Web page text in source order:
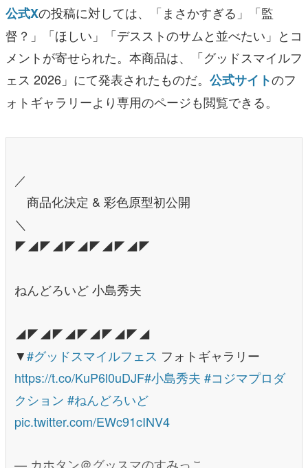
公式Xの投稿に対しては、「まさかすぎる」「監
督？」「ほしい」「デスストのサムと並べたい」とコ
メントが寄せられた。本商品は、「グッドスマイルフ
ェス 2026」にて発表されたものだ。 公式サイトのフ
ォトギャラリーより専用のページも閲覧できる。
／
商品化決定 & 彩色原型初公開
＼
◤◢◤◢◤◢◤◢◤◢◤
ねんどろいど 小島秀夫
◢◤◢◤◢◤◢◤◢◤◢
▼#グッドスマイルフェス フォトギャラリー
https://t.co/KuP6l0uDJF#小島秀夫 #コジマプロダ
クション #ねんどろいど
pic.twitter.com/EWc91cINV4
— カホタン＠グッスマのすみっこ